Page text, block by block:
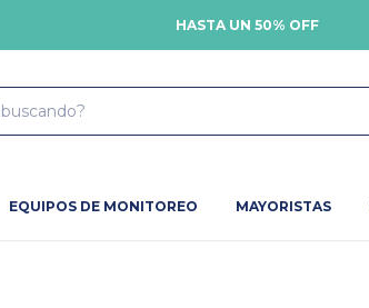
HASTA UN 50% OFF
EQUIPOS DE MONITOREO MAYORISTAS